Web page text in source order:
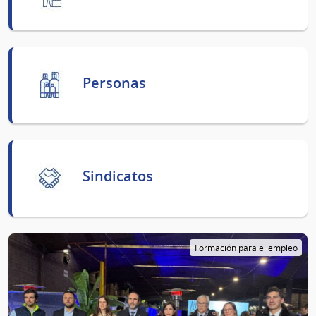
Personas
Sindicatos
Formación para el empleo